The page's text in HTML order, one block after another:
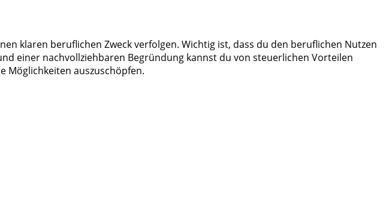
klaren beruflichen Zweck verfolgen. Wichtig ist, dass du den beruflichen Nutzen
einer nachvollziehbaren Begründung kannst du von steuerlichen Vorteilen
Möglichkeiten auszuschöpfen.